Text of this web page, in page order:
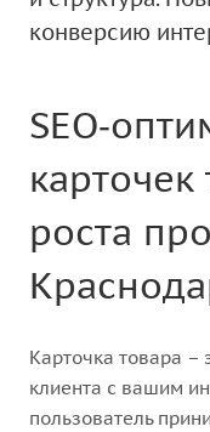
конверсию
роста
Карточка товара –
клиента с вашим
пользователь